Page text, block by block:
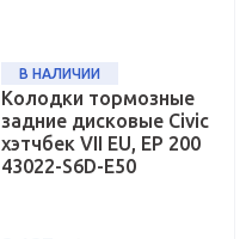
В НАЛИЧИИ
Колодки тормозные
задние дисковые Civic
хэтчбек VII EU, EP 200
43022-S6D-E50